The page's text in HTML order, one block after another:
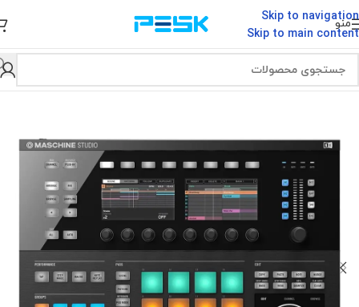
Skip to navigation
Skip to main content
منو